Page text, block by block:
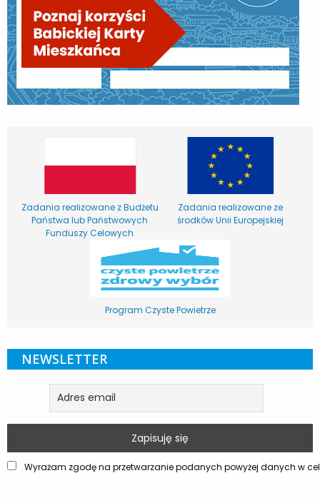
Zadania realizowane z Budżetu
Państwa lub Państwowych
Funduszy Celowych
Zadania realizowane ze
środków Unii Europejskiej
Program Czyste Powietrze
NEWSLETTER
Wyrażam zgodę na przetwarzanie podanych powyżej danych w